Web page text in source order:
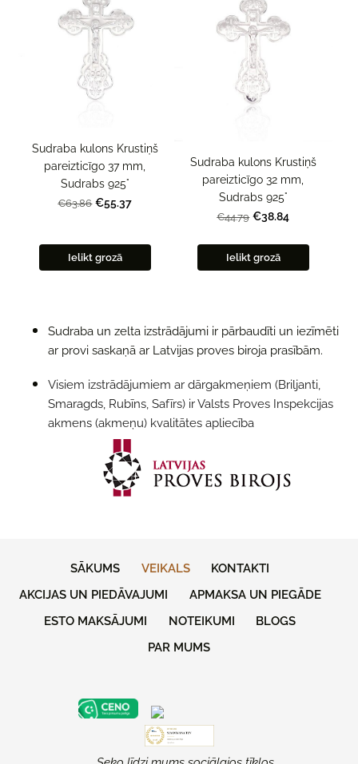
Sudraba un zelta izstrādājumi ir pārbaudīti un iezīmēti
ar provi saskaņā ar Latvijas proves biroja prasībām.
Visiem izstrādājumiem ar dārgakmeņiem (Briljanti,
Smaragds, Rubīns, Safīrs) ir Valsts Proves Inspekcijas
akmens (аkmеņu) kvalitātes apliecība
Sudraba kulons Krustiņš
pareizticīgo 37 mm,
Sudrabs 925°
€63.86 €55.37
Ielikt grozā
Sudraba kulons Krustiņš
pareizticīgo 32 mm,
Sudrabs 925°
€44.79 €38.84
Ielikt grozā
SĀKUMS VEIKALS
KONTAKTI
AKCIJAS UN PIEDĀVAJUMI
APMAKSA UN PIEGĀDE
ESTO MAKSĀJUMI
NOTEIKUMI
BLOGS
PAR MUMS